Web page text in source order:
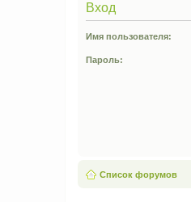
Вход
Имя пользователя:
Пароль:
Список форумов